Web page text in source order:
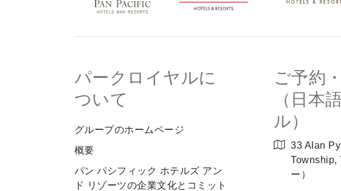
パークロイヤルに
ついて
グループのホームページ
概要
パン パシフィック ホテルズ アン
ド リゾーツの企業文化とコミット
ご予約
（日本
ル）
33 Alan
Township,
ー）